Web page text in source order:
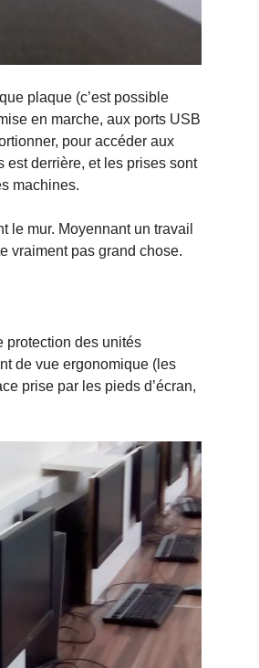
plaque (c’est possible
en marche, aux ports USB
pour accéder aux
est derrière, et les prises sont
machines.
le mur. Moyennant un travail
vraiment pas grand chose.
protection des unités
de vue ergonomique (les
prise par les pieds d’écran,